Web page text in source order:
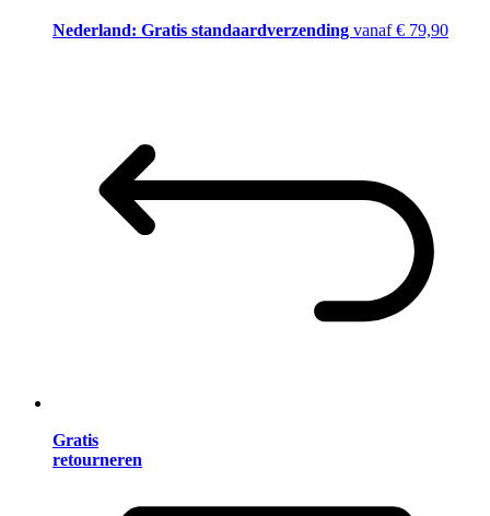
Nederland: Gratis standaardverzending vanaf € 79,90
Gratis
retourneren